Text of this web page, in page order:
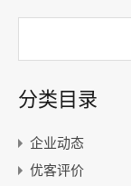
分类目录
企业动态
优客评价